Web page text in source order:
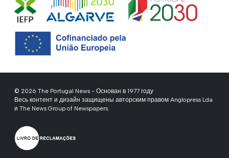
© 2026 The Portugal News - Основан в 1977 году
Весь контент и дизайн защищены авторским правом Anglopress Lda
и The News Group of Newspapers.